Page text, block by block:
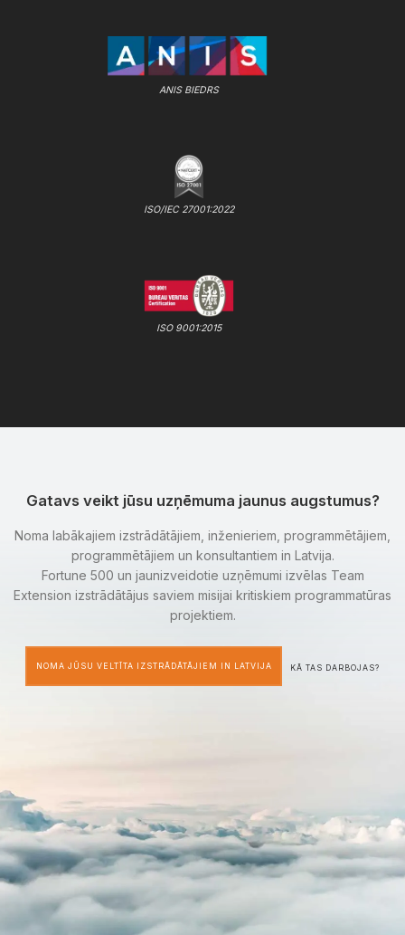
ANIS BIEDRS
ISO/IEC 27001:2022
ISO 9001:2015
Gatavs veikt jūsu uzņēmuma jaunus augstumus?
Noma labākajiem izstrādātājiem, inženieriem, programmētājiem,
programmētājiem un konsultantiem in Latvija.
Fortune 500 un jaunizveidotie uzņēmumi izvēlas Team
Extension izstrādātājus saviem misijai kritiskiem programmatūras
projektiem.
NOMA JŪSU VELTĪTA IZSTRĀDĀTĀJIEM IN LATVIJA KĀ TAS DARBOJAS?